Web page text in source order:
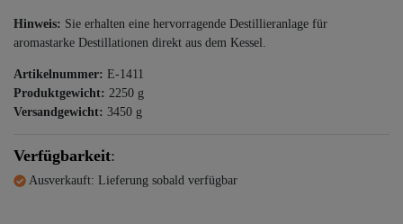
Hinweis: Sie erhalten eine hervorragende Destillieranlage für
aromastarke Destillationen direkt aus dem Kessel.
Artikelnummer: E-1411
Produktgewicht: 2250 g
Versandgewicht: 3450 g
Verfügbarkeit:
Ausverkauft: Lieferung sobald verfügbar